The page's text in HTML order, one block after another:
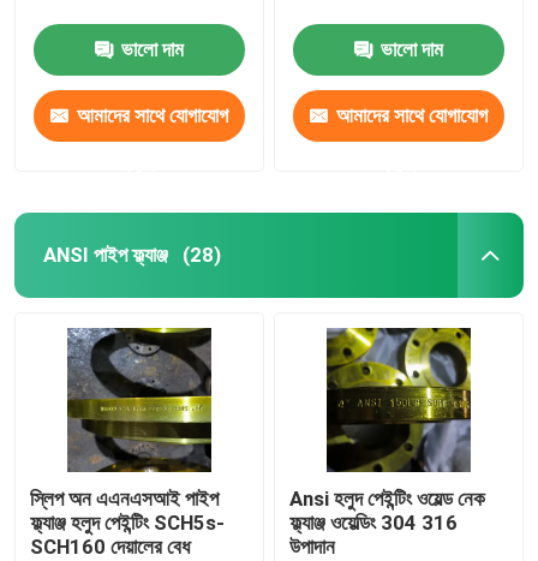
ভালো দাম
আমাদের সাথে যোগাযোগ
ভালো দাম
আমাদের সাথে যোগাযোগ
ANSI পাইপ ফ্ল্যাঞ্জ (28)
স্লিপ অন এএনএসআই পাইপ
ফ্ল্যাঞ্জ হলুদ পেইন্টিং SCH5s-
SCH160 দেয়ালের বেধ
Ansi হলুদ পেইন্টিং ওয়েল্ড নেক
ফ্ল্যাঞ্জ ওয়েল্ডিং 304 316
উপাদান